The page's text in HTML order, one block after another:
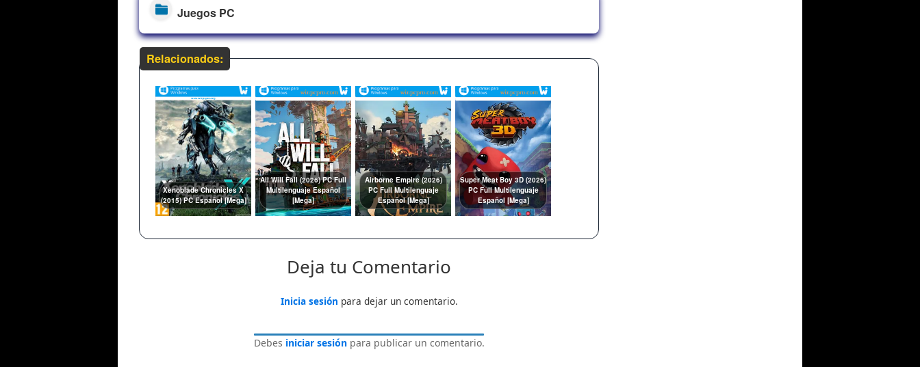
Juegos PC
Relacionados:
Xenoblade Chronicles X
(2015) PC Español [Mega]
All Will Fall (2026) PC Full
Multilenguaje Español
[Mega]
Airborne Empire (2026)
PC Full Multilenguaje
Español [Mega]
Super Meat Boy 3D (2026)
PC Full Multilenguaje
Español [Mega]
Deja tu Comentario
Inicia sesión para dejar un comentario.
Debes iniciar sesiónpara publicar un comentario.